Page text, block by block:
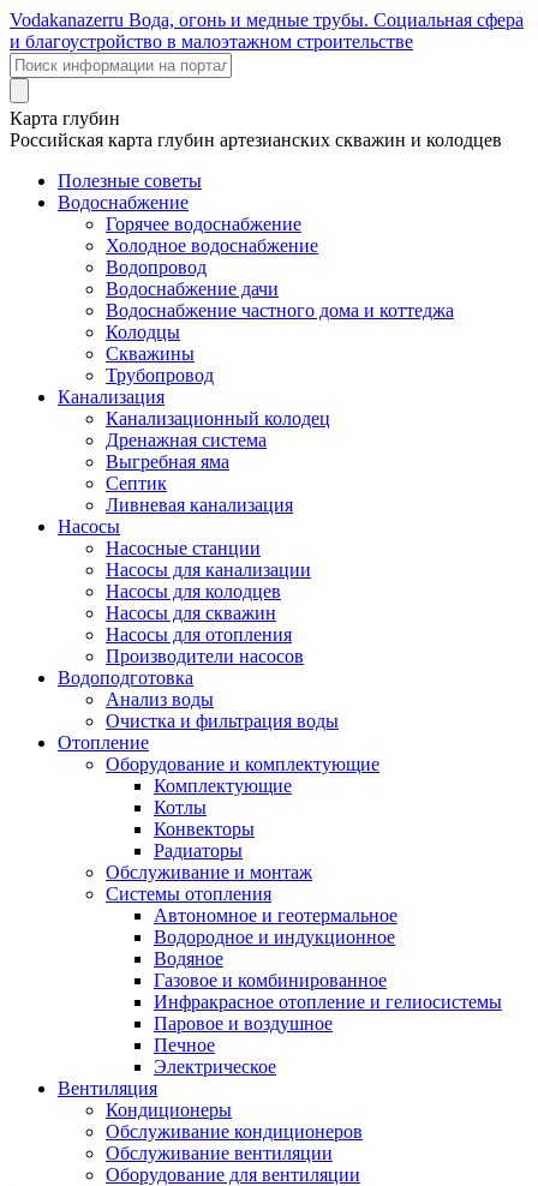
Vodakanazerru Вода, огонь и медные трубы. Социальная сфера
и благоустройство в малоэтажном строительстве
Карта глубин
Российская карта глубин артезианских скважин и колодцев
Полезные советы
Водоснабжение
Горячее водоснабжение
Холодное водоснабжение
Водопровод
Водоснабжение дачи
Водоснабжение частного дома и коттеджа
Колодцы
Скважины
Трубопровод
Канализация
Канализационный колодец
Дренажная система
Выгребная яма
Септик
Ливневая канализация
Насосы
Насосные станции
Насосы для канализации
Насосы для колодцев
Насосы для скважин
Насосы для отопления
Производители насосов
Водоподготовка
Анализ воды
Очистка и фильтрация воды
Отопление
Оборудование и комплектующие
Комплектующие
Котлы
Конвекторы
Радиаторы
Обслуживание и монтаж
Системы отопления
Автономное и геотермальное
Водородное и индукционное
Водяное
Газовое и комбинированное
Инфракрасное отопление и гелиосистемы
Паровое и воздушное
Печное
Электрическое
Вентиляция
Кондиционеры
Обслуживание кондиционеров
Обслуживание вентиляции
Оборудование для вентиляции